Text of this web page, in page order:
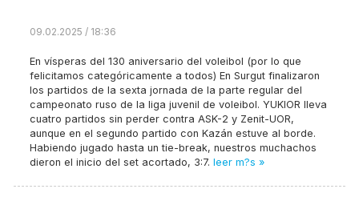
09.02.2025 / 18:36
En vísperas del 130 aniversario del voleibol (por lo que
felicitamos categóricamente a todos) En Surgut finalizaron
los partidos de la sexta jornada de la parte regular del
campeonato ruso de la liga juvenil de voleibol. YUKIOR lleva
cuatro partidos sin perder contra ASK-2 y Zenit-UOR,
aunque en el segundo partido con Kazán estuve al borde.
Habiendo jugado hasta un tie-break, nuestros muchachos
dieron el inicio del set acortado, 3:7. leer m?s »